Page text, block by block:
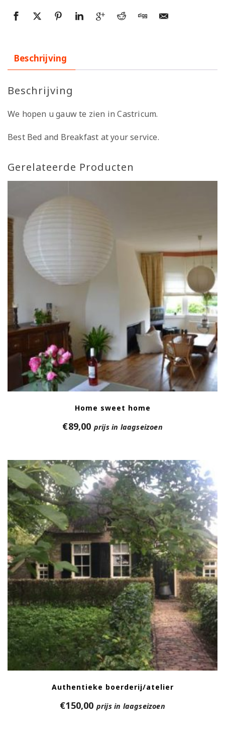
Beschrijving
Beschrijving
We hopen u gauw te zien in Castricum.
Best Bed and Breakfast at your service.
Gerelateerde Producten
Home sweet home
€89,00 prijs in laagseizoen
Authentieke boerderij/atelier
€150,00 prijs in laagseizoen